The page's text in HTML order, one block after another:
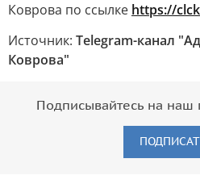
Коврова по ссылке https://
Источник: Telegram-канал
Коврова"
Подписывайтесь на наш